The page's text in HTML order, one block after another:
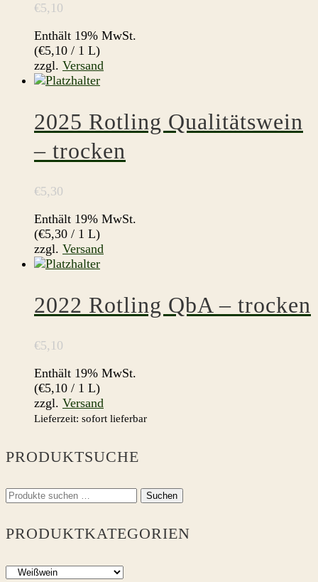
€5,10
Enthält 19% MwSt.
(€5,10 / 1 L)
zzgl. Versand
2025 Rotling Qualitätswein
– trocken
€5,30
Enthält 19% MwSt.
(€5,30 / 1 L)
zzgl. Versand
2022 Rotling QbA – trocken
€5,10
Enthält 19% MwSt.
(€5,10 / 1 L)
zzgl. Versand
Lieferzeit: sofort lieferbar
PRODUKTSUCHE
Suchen
Suchen
PRODUKTKATEGORIEN